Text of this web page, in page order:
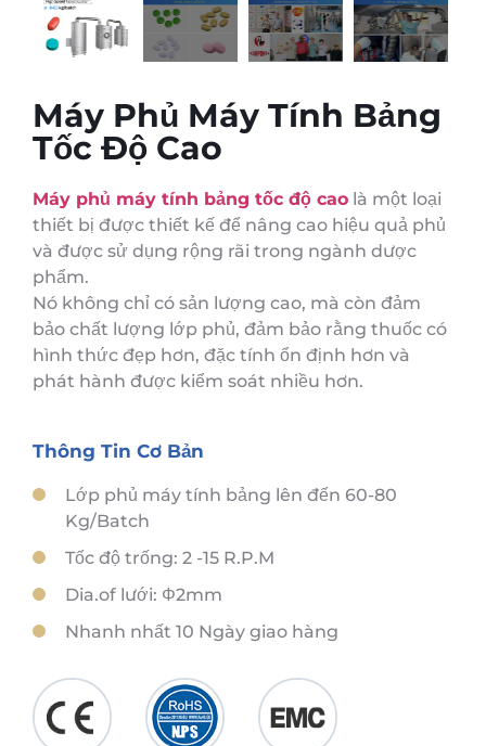
Máy Phủ Máy Tính Bảng
Tốc Độ Cao
Máy phủ máy tính bảng tốc độ cao là một loại
thiết bị được thiết kế để nâng cao hiệu quả phủ
và được sử dụng rộng rãi trong ngành dược
phẩm.
Nó không chỉ có sản lượng cao, mà còn đảm
bảo chất lượng lớp phủ, đảm bảo rằng thuốc có
hình thức đẹp hơn, đặc tính ổn định hơn và
phát hành được kiểm soát nhiều hơn.
Thông Tin Cơ Bản
Lớp phủ máy tính bảng lên đến 60-80
Kg/Batch
Tốc độ trống: 2 -15 R.P.M
Dia.of lưới: Φ2mm
Nhanh nhất 10 Ngày giao hàng